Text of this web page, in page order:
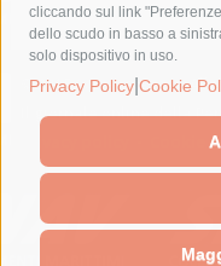
cliccando sul link
dello scudo in basso a
solo dispositivo in uso.
Privacy Policy Cookie
© 2015 SorrentoPress. All
Il giornale online della
Cookie